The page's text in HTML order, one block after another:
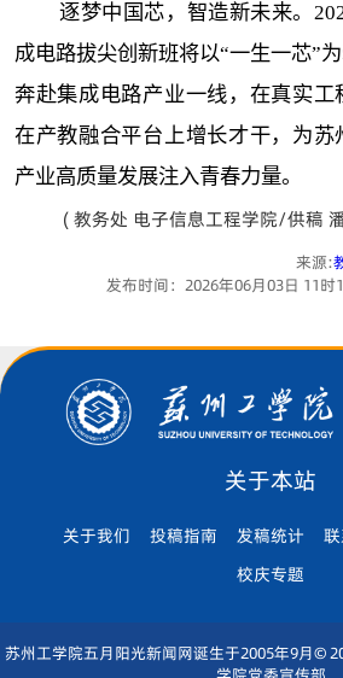
逐梦中国芯，智造新未来。
成电路拔尖创新班将以“一生一芯”
奔赴集成电路产业一线，在真实工
在产教融合平台上增长才干，为苏
产业高质量发展注入青春力量。
( 教务处 电子信息工程学院/供稿
来源:
发布时间：2026年06月03日 11时
关于本站
关于我们 投稿指南 发稿统计
校庆专题
苏州工学院五月阳光新闻网诞生于2005年9月©